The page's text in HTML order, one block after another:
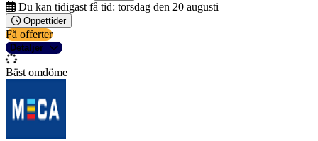
Du kan tidigast få tid: torsdag den 20 augusti
Öppettider
Få offerter
Detaljer
Bäst omdöme